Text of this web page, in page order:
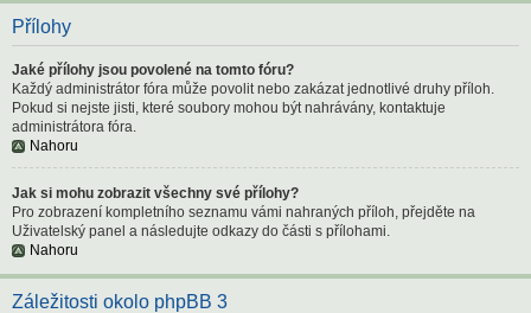
Přílohy
Jaké přílohy jsou povolené na tomto fóru?
Každý administrátor fóra může povolit nebo zakázat jednotlivé druhy příloh.
Pokud si nejste jisti, které soubory mohou být nahrávány, kontaktuje
administrátora fóra.
Nahoru
Jak si mohu zobrazit všechny své přílohy?
Pro zobrazení kompletního seznamu vámi nahraných příloh, přejděte na
Uživatelský panel a následujte odkazy do části s přílohami.
Nahoru
Záležitosti okolo phpBB 3